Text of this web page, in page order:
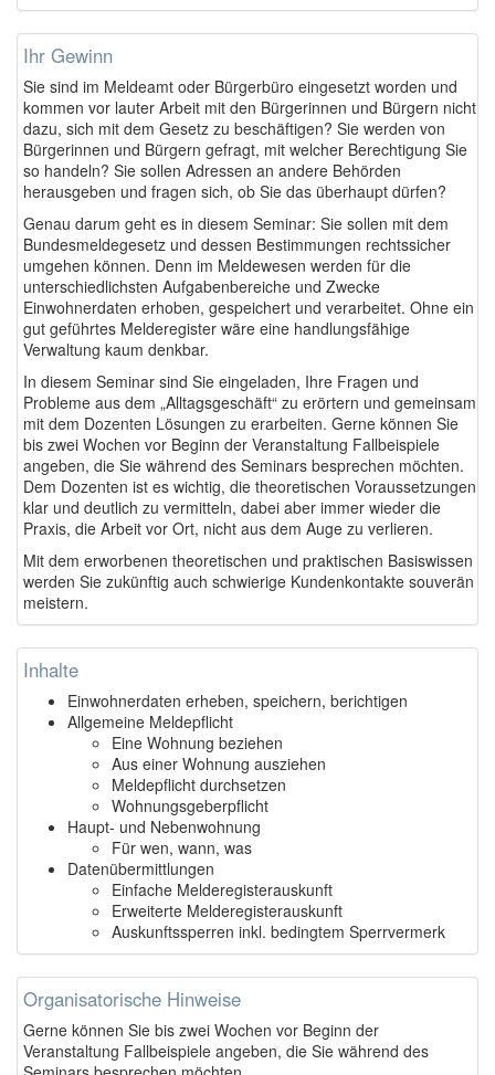
Ihr Gewinn
Sie sind im Meldeamt oder Bürgerbüro eingesetzt worden und
kommen vor lauter Arbeit mit den Bürgerinnen und Bürgern nicht
dazu, sich mit dem Gesetz zu beschäftigen? Sie werden von
Bürgerinnen und Bürgern gefragt, mit welcher Berechtigung Sie
so handeln? Sie sollen Adressen an andere Behörden
herausgeben und fragen sich, ob Sie das überhaupt dürfen?
Genau darum geht es in diesem Seminar: Sie sollen mit dem
Bundesmeldegesetz und dessen Bestimmungen rechtssicher
umgehen können. Denn im Meldewesen werden für die
unterschiedlichsten Aufgabenbereiche und Zwecke
Einwohnerdaten erhoben, gespeichert und verarbeitet. Ohne ein
gut geführtes Melderegister wäre eine handlungsfähige
Verwaltung kaum denkbar.
In diesem Seminar sind Sie eingeladen, Ihre Fragen und
Probleme aus dem „Alltagsgeschäft“ zu erörtern und gemeinsam
mit dem Dozenten Lösungen zu erarbeiten. Gerne können Sie
bis zwei Wochen vor Beginn der Veranstaltung Fallbeispiele
angeben, die Sie während des Seminars besprechen möchten.
Dem Dozenten ist es wichtig, die theoretischen Voraussetzungen
klar und deutlich zu vermitteln, dabei aber immer wieder die
Praxis, die Arbeit vor Ort, nicht aus dem Auge zu verlieren.
Mit dem erworbenen theoretischen und praktischen Basiswissen
werden Sie zukünftig auch schwierige Kundenkontakte souverän
meistern.
Inhalte
Einwohnerdaten erheben, speichern, berichtigen
Allgemeine Meldepflicht
Eine Wohnung beziehen
Aus einer Wohnung ausziehen
Meldepflicht durchsetzen
Wohnungsgeberpflicht
Haupt- und Nebenwohnung
Für wen, wann, was
Datenübermittlungen
Einfache Melderegisterauskunft
Erweiterte Melderegisterauskunft
Auskunftssperren inkl. bedingtem Sperrvermerk
Organisatorische Hinweise
Gerne können Sie bis zwei Wochen vor Beginn der
Veranstaltung Fallbeispiele angeben, die Sie während des